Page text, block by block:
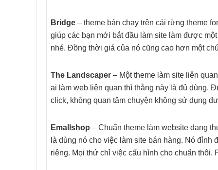
Bridge – theme bán chạy trên cái rừng theme
giúp các bạn mới bắt đầu làm site làm được
nhé. Đồng thời giá của nó cũng cao hơn một
The Landscaper – Một theme làm site liên
ai làm web liên quan thì thằng này là đủ dùng.
click, không quan tâm chuyện không sử dụng
Emallshop – Chuẩn theme làm website dạng
là dùng nó cho việc làm site bán hàng. Nó
riêng. Mọi thứ chỉ việc cấu hình cho chuẩn thôi.